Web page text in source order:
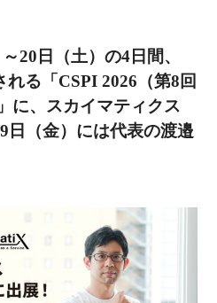
20日（土）の4日間、
る「CSPI 2026（第8回
に、スカイマティクス
日（金）には代表の渡邉